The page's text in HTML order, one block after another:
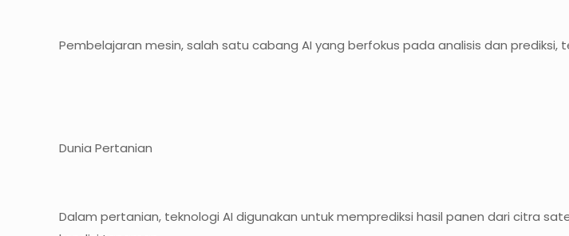
Pembelajaran mesin, salah satu cabang AI yang berfokus pada analisis dan
Dunia Pertanian
Dalam pertanian, teknologi AI digunakan untuk memprediksi hasil panen dari citra